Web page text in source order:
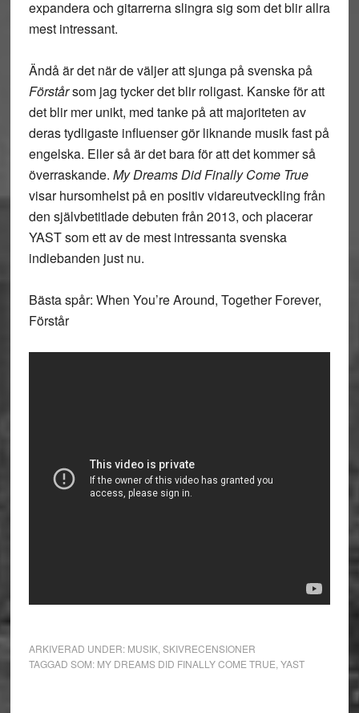
expandera och gitarrerna slingra sig som det blir allra
mest intressant.
Ändå är det när de väljer att sjunga på svenska på
Förstårsom jag tycker det blir roligast. Kanske för att
det blir mer unikt, med tanke på att majoriteten av
deras tydligaste influenser gör liknande musik fast på
engelska. Eller så är det bara för att det kommer så
överraskande. My Dreams Did Finally Come True
visar hursomhelst på en positiv vidareutveckling från
den självbetitlade debuten från 2013, och placerar
YAST som ett av de mest intressanta svenska
indiebanden just nu.
Bästa spår: When You’re Around, Together Forever,
Förstår
ARKIVERAD UNDER: MUSIK, SKIVRECENSIONER
TAGGAD SOM: MY DREAMS DID FINALLY COME TRUE YAST